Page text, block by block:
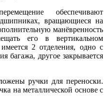
обеспечивают
вращающиеся на
манёвренность
его в вертикальном
2 отделения, одно с
багажа, другое закрывается
ручки для переноски.
на металлической основе с